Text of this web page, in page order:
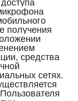
получения
средства
сетях.